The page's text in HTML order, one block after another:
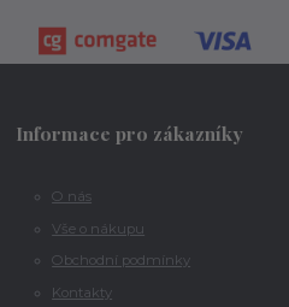
Informace pro zákazníky
O nás
Vše o nákupu
Obchodní podmínky
Kontakty